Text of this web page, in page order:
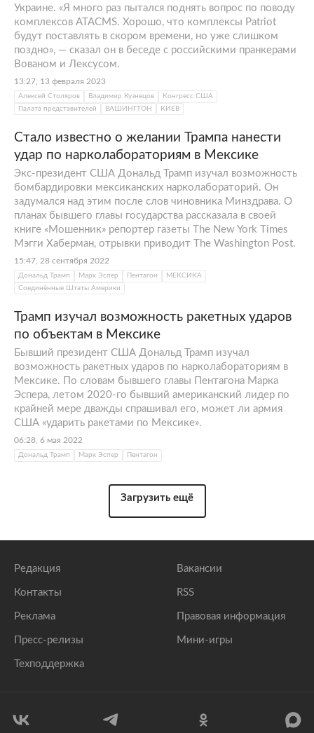
Украине. «Я много раз пытался поднять вопрос по поводу
комплексов ATACMS. Хорошо, что комплексы Patriot
будут поставлять в скором времени, но уже слишком
поздно», — сказал он в беседе с российскими пранкерами
Вованом и Лексусом.
13:27, 13 февраля 2023
Алексей Столяров Владимир Кузнецов
Конгресс США
Палата представителей
ВАШИНГТОН КИЕВ
Стало известно о желании Трампа нанести
удар по нарколабораториям в Мексике
Экс-президент США Дональд Трамп изучал возможность
бомбардировки мексиканских нарколабораторий. Он
задумался над этим после слов чиновника Минздрава. О
планах бывшего главы государства рассказала в своей
книге «Мошенник» репортер газеты The New York Times
Мэгги Хаберман, отрывки приводит The Washington Post.
15:47, 28 сентября 2022
Дональд Трамп Марк Эспер Пентагон
МЕКСИКА
Соединённые Штаты Америки
Трамп изучал возможность ракетных ударов
по объектам в Мексике
Бывший президент США Дональд Трамп изучал
возможность ракетных ударов по нарколабораториям в
Мексике. По словам бывшего главы Пентагона Марка
Эспера, летом 2020-го бывший американский лидер по
крайней мере дважды спрашивал его, может ли армия
США «ударить ракетами по Мексике».
06:28, 6 мая 2022
Дональд Трамп Марк Эспер Пентагон
Загрузить ещё
Редакция
Контакты
Реклама
Пресс-релизы
Техподдержка
Вакансии
RSS
Правовая информация
Мини-игры